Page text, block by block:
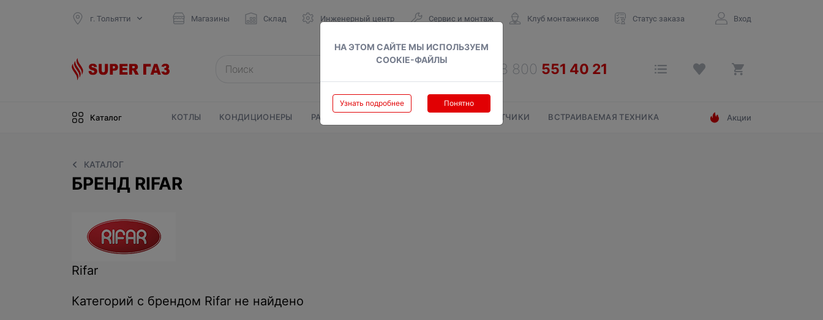
НА ЭТОМ САЙТЕ МЫ ИСПОЛЬЗУЕМ
COOKIE-ФАЙЛЫ
Узнать подробнее Понятно
г. Тольятти Магазины Склад Инженерный центр Сервис и монтаж Клуб монтажников Статус заказа Вход
Каталог КОТЛЫ КОНДИЦИОНЕРЫ РАДИАТОРЫ СЧЕТЧИКИ ВСТРАИВАЕМАЯ ТЕХНИКА Акции
КАТАЛОГ
БРЕНД RIFAR
Rifar
Категорий с брендом Rifar не найдено